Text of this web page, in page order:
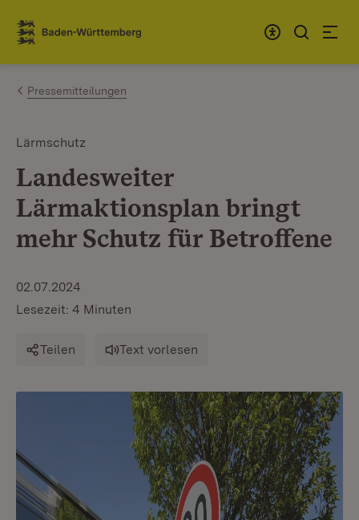
Zum Inhalt springen
Link zur Startseite
Pressemitteilungen
Lärmschutz
Landesweiter
Lärmaktionsplan bringt
mehr Schutz für Betroffene
02.07.2024
Lesezeit: 4 Minuten
Teilen Text vorlesen